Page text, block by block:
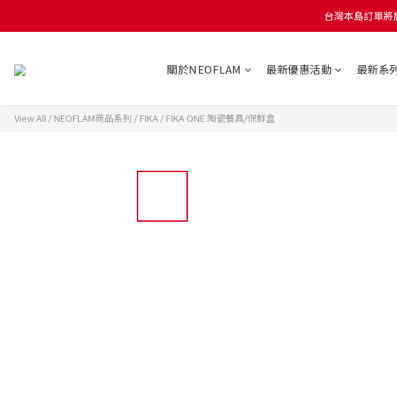
台灣本島訂單
台灣本島訂單
台灣本島訂單
關於NEOFLAM 最新優惠活動 最新系
View All / NEOFLAM商品系列 / FIKA / FIKA ONE 陶瓷餐具/保鮮盒